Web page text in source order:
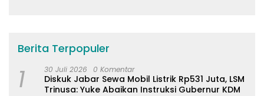
Berita Terpopuler
1 30 Juli 2026 0 Komentar
Diskuk Jabar Sewa Mobil Listrik Rp531 Juta, LSM
Trinusa: Yuke Abaikan Instruksi Gubernur KDM